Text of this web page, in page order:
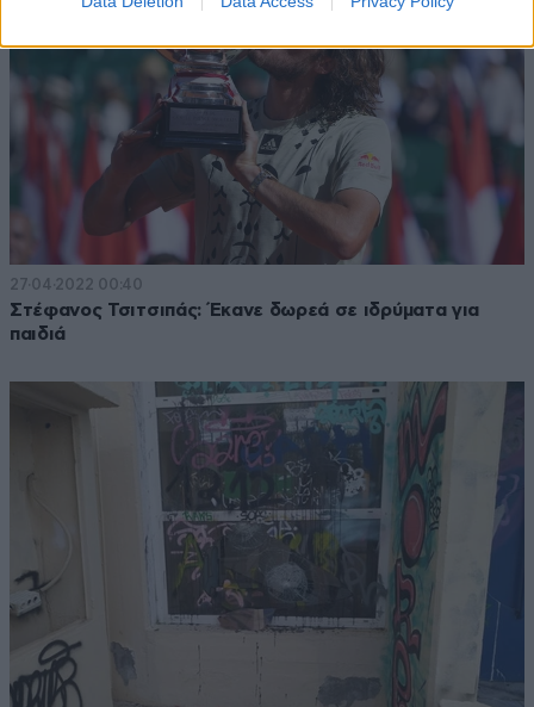
27·04·2022 00:40
Στέφανος Τσιτσιπάς: Έκανε δωρεά σε ιδρύματα για
παιδιά